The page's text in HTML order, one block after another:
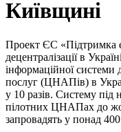
Київщині
Проект ЄС «Підтримка
децентралізації в
інформаційної системи
послуг (ЦНАПів) в
у 10 разів. Систему під
пілотних ЦНАПах до
запровадять у понад